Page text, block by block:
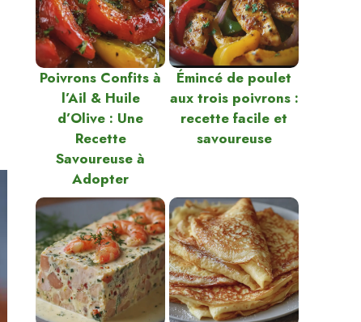
Poivrons Confits à
l’Ail & Huile
d’Olive : Une
Recette
Savoureuse à
Adopter
Émincé de poulet
aux trois poivrons :
recette facile et
savoureuse